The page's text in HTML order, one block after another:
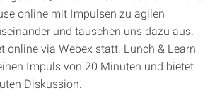
online mit Impulsen zu agilen
und tauschen uns dazu aus.
online via Webex statt. Lunch & Learn
Impuls von 20 Minuten und bietet
Diskussion.